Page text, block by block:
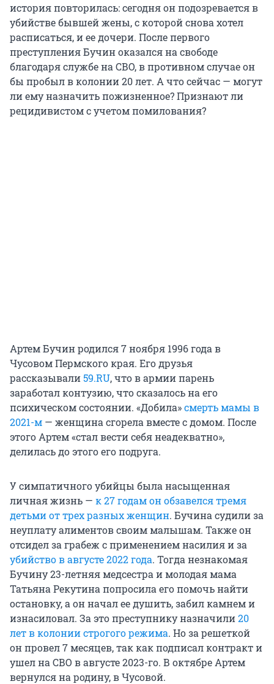
история повторилась: сегодня он подозревается в
убийстве бывшей жены, с которой снова хотел
расписаться, и ее дочери. После первого
преступления Бучин оказался на свободе
благодаря службе на СВО, в противном случае он
бы пробыл в колонии 20 лет. А что сейчас — могут
ли ему назначить пожизненное? Признают ли
рецидивистом с учетом помилования?
Артем Бучин родился 7 ноября 1996 года в
Чусовом Пермского края. Его друзья
рассказывали59.RU, что в армии парень
заработал контузию, что сказалось на его
психическом состоянии. «Добила»смерть мамы в
2021-м — женщина сгорела вместе с домом. После
этого Артем «стал вести себя неадекватно»,
делилась до этого его подруга.
У симпатичного убийцы была насыщенная
личная жизнь — к 27 годам он обзавелся тремя
детьми от трех разных женщин. Бучина судили за
неуплату алиментов своим малышам. Также он
отсидел за грабеж с применением насилия и за
убийство в августе 2022 года. Тогда незнакомая
Бучину 23-летняя медсестра и молодая мама
Татьяна Рекутина попросила его помочь найти
остановку, а он начал ее душить, забил камнем и
изнасиловал. За это преступнику назначили20
лет в колонии строгого режима. Но за решеткой
он провел 7 месяцев, так как подписал контракт и
ушел на СВО в августе 2023-го. В октябре Артем
вернулся на родину, в Чусовой.